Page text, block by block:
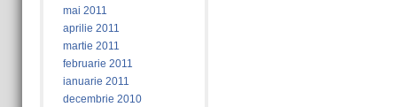
mai 2011
aprilie 2011
martie 2011
februarie 2011
ianuarie 2011
decembrie 2010